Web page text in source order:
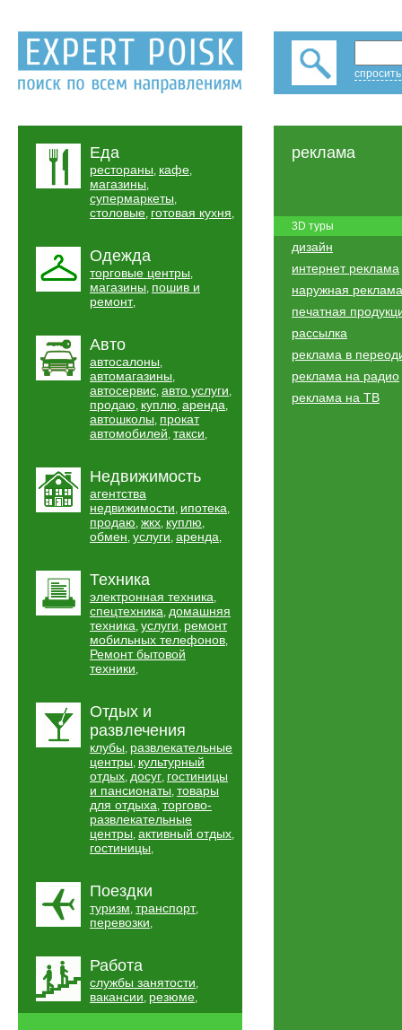
Еда
рестораны, кафе,
магазины,
супермаркеты,
столовые, готовая кухня,
Одежда
торговые центры,
магазины, пошив и
ремонт,
Авто
автосалоны,
автомагазины,
автосервис, авто услуги,
продаю, куплю, аренда,
автошколы, прокат
автомобилей, такси,
Недвижимость
агентства
недвижимости, ипотека,
продаю, жкх, куплю,
обмен, услуги, аренда,
Техника
электронная техника,
спецтехника, домашняя
техника, услуги, ремонт
мобильных телефонов,
Ремонт бытовой
техники,
Отдых и
развлечения
клубы, развлекательные
центры, культурный
отдых, досуг, гостиницы
и пансионаты, товары
для отдыха, торгово-
развлекательные
центры, активный отдых,
гостиницы,
Поездки
туризм, транспорт,
перевозки,
Работа
службы занятости,
вакансии, резюме,
реклама
3D туры
дизайн
интернет реклама
наружная реклама
печатная
рассылка
реклама в
реклама на радио
реклама на ТВ